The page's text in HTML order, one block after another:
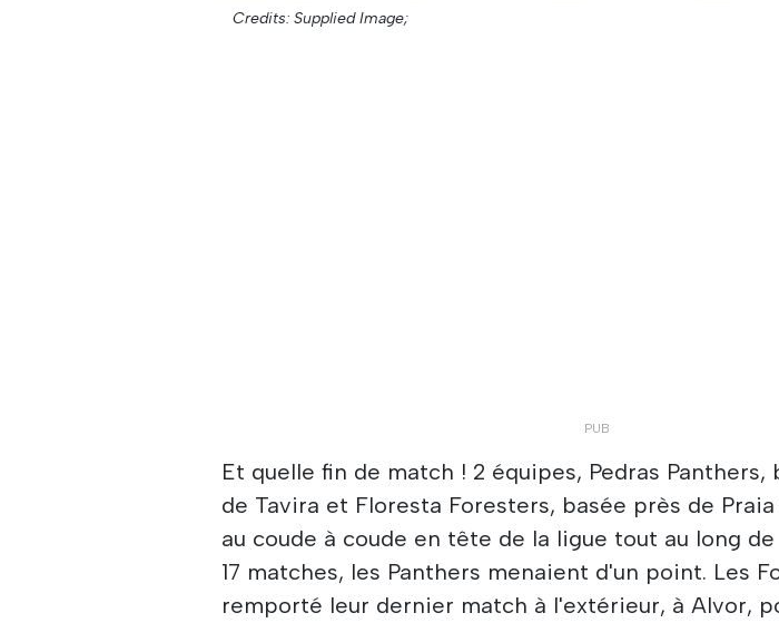
Credits: Supplied Image;
Et quelle fin de match ! 2 équipes, Pedras Panthers,
de Tavira et Floresta Foresters, basée près de
au coude à coude en tête de la ligue tout au long
17 matches, les Panthers menaient d'un point. Les
remporté leur dernier match à l'extérieur, à Alvor,